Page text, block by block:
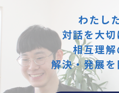
わたし
対話を大
相互理解
解決・発展